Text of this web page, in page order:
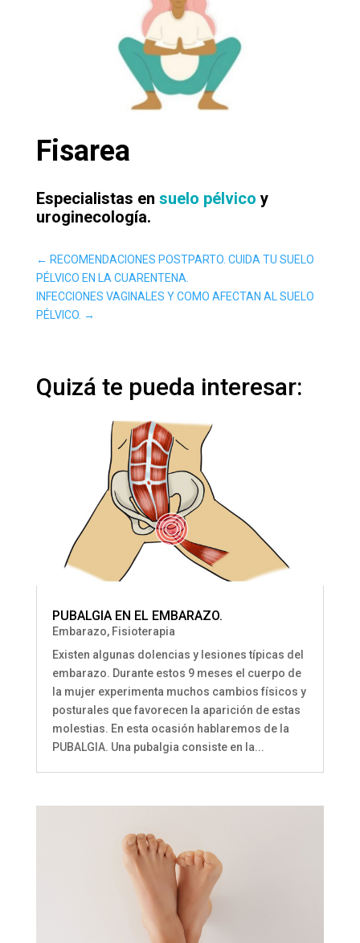
Fisarea
Especialistas en suelo pélvico y
uroginecología.
← RECOMENDACIONES POSTPARTO. CUIDA TU SUELO
PÉLVICO EN LA CUARENTENA.
INFECCIONES VAGINALES Y COMO AFECTAN AL SUELO
PÉLVICO. →
Quizá te pueda interesar:
PUBALGIA EN EL EMBARAZO.
Embarazo, Fisioterapia
Existen algunas dolencias y lesiones típicas del
embarazo. Durante estos 9 meses el cuerpo de
la mujer experimenta muchos cambios físicos y
posturales que favorecen la aparición de estas
molestias. En esta ocasión hablaremos de la
PUBALGIA. Una pubalgia consiste en la...